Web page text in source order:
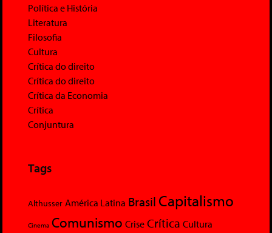
Política e História
Literatura
Filosofia
Cultura
Crítica do direito
Crítica do direito
Crítica da Economia
Crítica
Conjuntura
Tags
Althusser América Latina Brasil Capitalismo
Cinema Comunismo Crise Crítica Cultura